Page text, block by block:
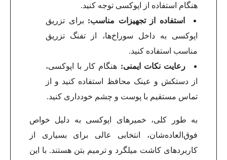
هنگام استفاده از اپوکسی توجه کنید.
استفاده از تجهیزات مناسب: برای تزریق
اپوکسی به داخل سوراخ‌ها، از تفنگ تزریق
مناسب استفاده کنید.
رعایت نکات ایمنی: هنگام کار با اپوکسی،
از دستکش و عینک محافظ استفاده کنید و از
تماس مستقیم با پوست و چشم خودداری کنید.
به طور کلی، خمیرهای اپوکسی به دلیل خواص
فوق‌العاده‌شان، انتخابی عالی برای بسیاری از
کاربردهای کاشت میلگرد و ترمیم بتن هستند. با این